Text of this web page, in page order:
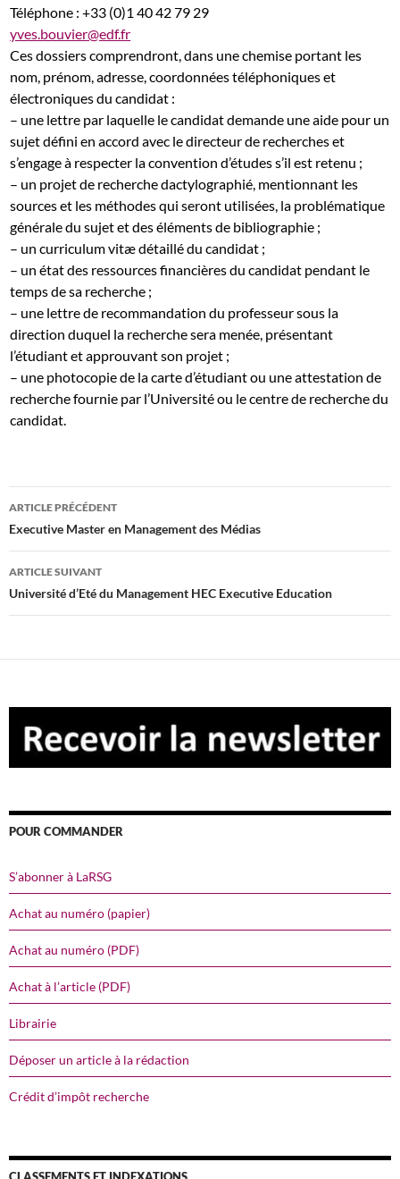
Téléphone : +33 (0)1 40 42 79 29
yves.bouvier@edf.fr
Ces dossiers comprendront, dans une chemise portant les
nom, prénom, adresse, coordonnées téléphoniques et
électroniques du candidat :
– une lettre par laquelle le candidat demande une aide pour un
sujet défini en accord avec le directeur de recherches et
s’engage à respecter la convention d’études s’il est retenu ;
– un projet de recherche dactylographié, mentionnant les
sources et les méthodes qui seront utilisées, la problématique
générale du sujet et des éléments de bibliographie ;
– un curriculum vitæ détaillé du candidat ;
– un état des ressources financières du candidat pendant le
temps de sa recherche ;
– une lettre de recommandation du professeur sous la
direction duquel la recherche sera menée, présentant
l’étudiant et approuvant son projet ;
– une photocopie de la carte d’étudiant ou une attestation de
recherche fournie par l’Université ou le centre de recherche du
candidat.
Navigation
des
articles
ARTICLE PRÉCÉDENT
Executive Master en Management des Médias
ARTICLE SUIVANT
Université d’Eté du Management HEC Executive Education
POUR COMMANDER
S’abonner à LaRSG
Achat au numéro (papier)
Achat au numéro (PDF)
Achat à l’article (PDF)
Librairie
Déposer un article à la rédaction
Crédit d’impôt recherche
CLASSEMENTS ET INDEXATIONS